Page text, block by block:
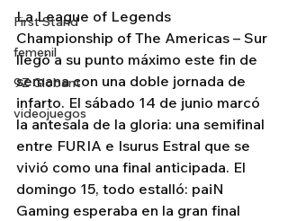
First Stand
femenil
9Z Globant
videojuegos
La League of Legends
Championship of The Americas – Sur
llegó a su punto máximo este fin de
semana con una doble jornada de
infarto. El sábado 14 de junio marcó
la antesala de la gloria: una semifinal
entre FURIA e Isurus Estral que se
vivió como una final anticipada. El
domingo 15, todo estalló: paiN
Gaming esperaba en la gran final